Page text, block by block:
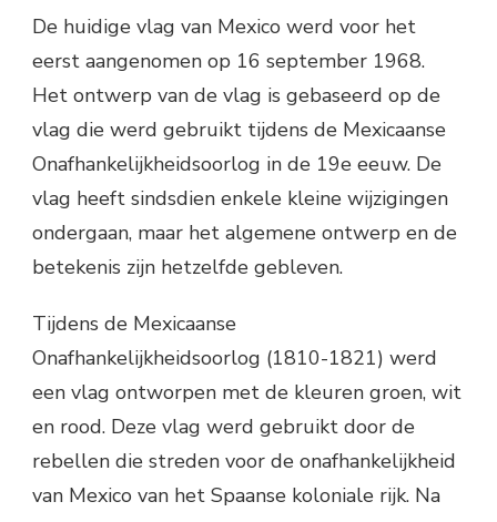
De huidige vlag van Mexico werd voor het
eerst aangenomen op 16 september 1968.
Het ontwerp van de vlag is gebaseerd op de
vlag die werd gebruikt tijdens de Mexicaanse
Onafhankelijkheidsoorlog in de 19e eeuw. De
vlag heeft sindsdien enkele kleine wijzigingen
ondergaan, maar het algemene ontwerp en de
betekenis zijn hetzelfde gebleven.
Tijdens de Mexicaanse
Onafhankelijkheidsoorlog (1810-1821) werd
een vlag ontworpen met de kleuren groen, wit
en rood. Deze vlag werd gebruikt door de
rebellen die streden voor de onafhankelijkheid
van Mexico van het Spaanse koloniale rijk. Na